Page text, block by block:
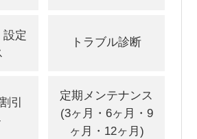
設定
トラブル診断
引
定期メンテナンス
(3ヶ月・6ヶ月・9
ヶ月・12ヶ月)